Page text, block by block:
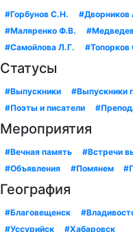
#Горбунов С.Н. #Дворников
#Маляренко Ф.В.
#Самойлова Л.Г.
#Топорков
Статусы
#Выпускники #Выпускники
#Поэты и писатели
Мероприятия
#Вечная память #Встречи
#Объявления
#Помянем
География
#Благовещенск
#Уссурийск
#Хабаровск